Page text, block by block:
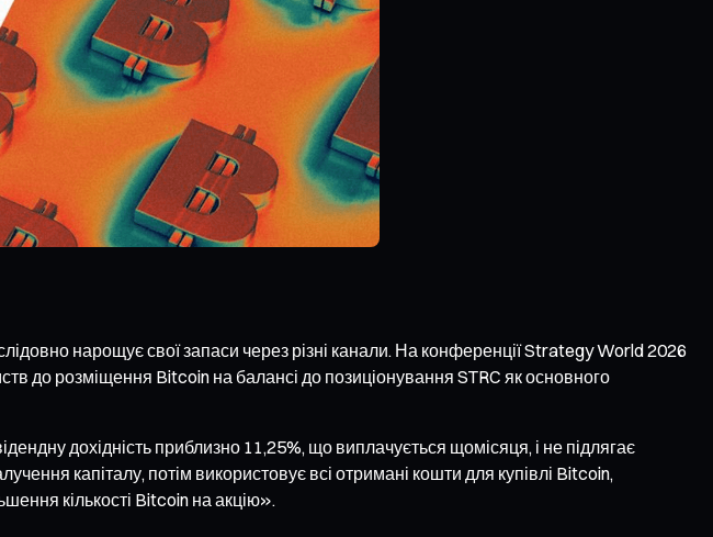
нарощує свої запаси через різні канали. На конференції Strategy World 2026
до розміщення Bitcoin на балансі до позиціонування STRC як основного
дохідність приблизно 11,25%, що виплачується щомісяця, і не підлягає
капіталу, потім використовує всі отримані кошти для купівлі Bitcoin,
кількості Bitcoin на акцію».